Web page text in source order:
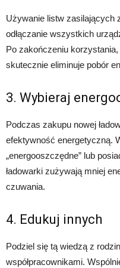
Używanie listw zasilających
odłączanie wszystkich
Po zakończeniu
skutecznie eliminuje pobór
3. Wybieraj
Podczas zakupu nowej
efektywność energetyczną.
„energooszczędne” lub
ładowarki zużywają mniej
czuwania.
4. Edukuj innych
Podziel się tą wiedzą z
współpracownikami.